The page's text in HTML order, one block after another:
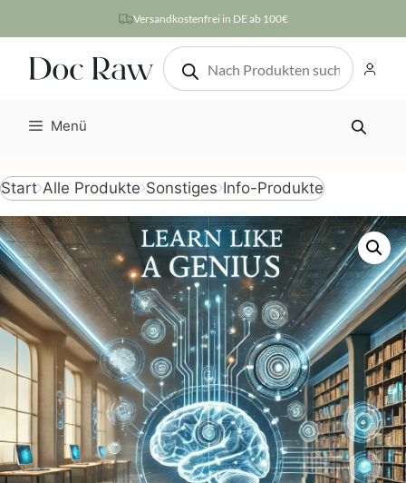
Inhalt
springen
Versandkostenfrei in DE ab 100€
Products
search
Menü
Start Alle Produkte Sonstiges Info-Produkte